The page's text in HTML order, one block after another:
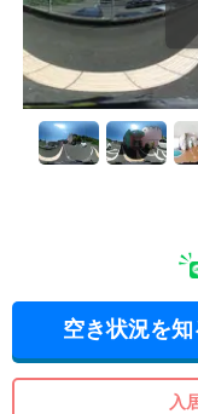
空き状況を知
入